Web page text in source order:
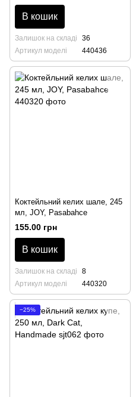
В кошик
Залишок на складі
36
Артикул моделі
440436
Коктейльний келих шале, 245
мл, JOY, Pasabahce
155.00 грн
В кошик
Залишок на складі
8
Артикул моделі
440320
−25%